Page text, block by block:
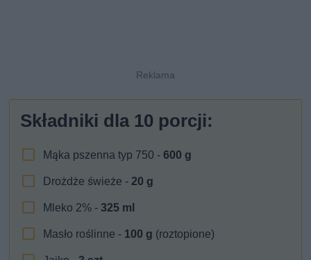
Składniki dla 10 porcji:
Mąka pszenna typ 750 -600 g
Drożdże świeże -20 g
Mleko 2% -325 ml
Masło roślinne - 100 g (roztopione)